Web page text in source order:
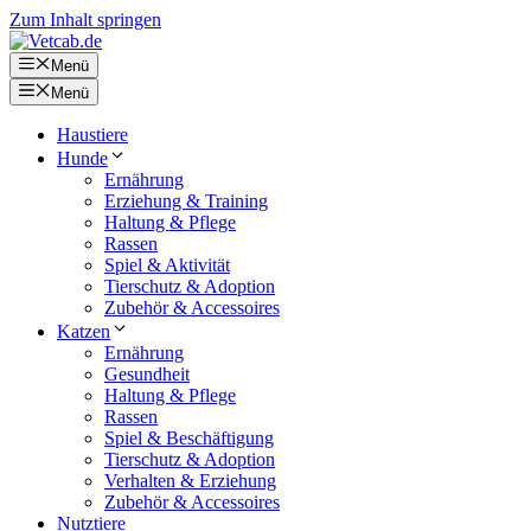
Zum Inhalt springen
Menü
Menü
Haustiere
Hunde
Ernährung
Erziehung & Training
Haltung & Pflege
Rassen
Spiel & Aktivität
Tierschutz & Adoption
Zubehör & Accessoires
Katzen
Ernährung
Gesundheit
Haltung & Pflege
Rassen
Spiel & Beschäftigung
Tierschutz & Adoption
Verhalten & Erziehung
Zubehör & Accessoires
Nutztiere